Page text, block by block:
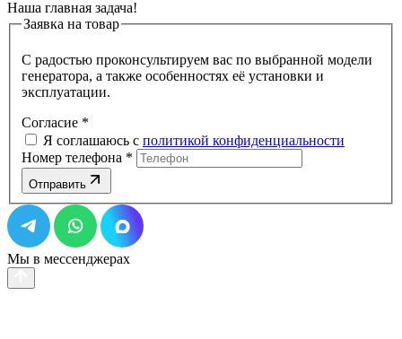
Наша главная задача!
Заявка на товар
С радостью проконсультируем вас по выбранной модели
генератора, а также особенностях её установки и
эксплуатации.
Согласие *
Я соглашаюсь с политикой конфиденциальности
Номер телефона *
Отправить
Мы в мессенджерах